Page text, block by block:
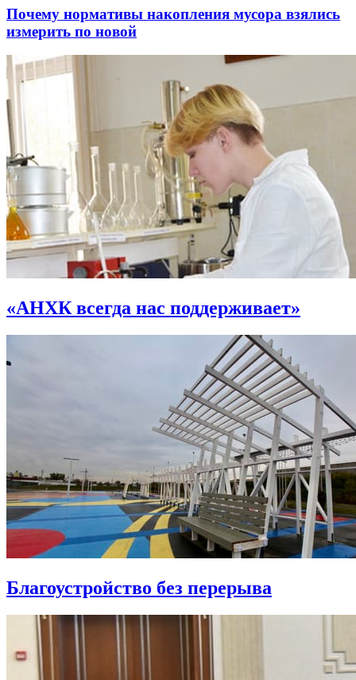
Почему нормативы накопления мусора взялись
измерить по новой
«АНХК всегда нас поддерживает»
Благоустройство без перерыва